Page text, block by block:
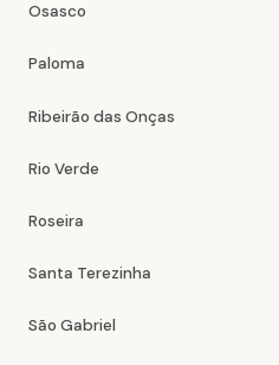
Osasco
Paloma
Ribeirão das Onças
Rio Verde
Roseira
Santa Terezinha
São Gabriel